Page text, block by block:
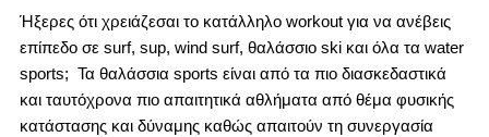
Ήξερες ότι χρειάζεσαι το κατάλληλο workout για να ανέβεις
επίπεδο σε surf, sup, wind surf, θαλάσσιο ski και όλα τα water
sports; Τα θαλάσσια sports είναι από τα πιο διασκεδαστικά
και ταυτόχρονα πιο απαιτητικά αθλήματα από θέμα φυσικής
κατάστασης και δύναμης καθώς απαιτούν τη συνεργασία